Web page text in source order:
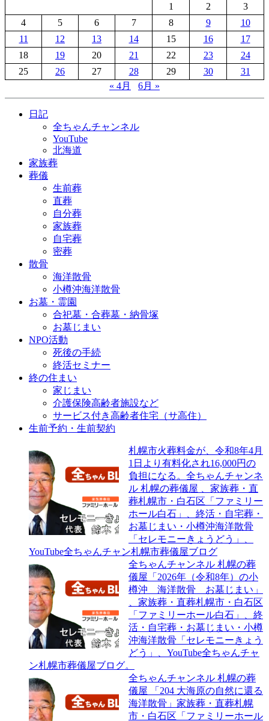
1
2
3
4
5 6 7 8 9
10
11
12 13 14 15 16
17
18
19 20 21 22 23
24
25
26 27 28 29 30
31
« 4月
6月 »
日記
全ちゃんチャンネル
YouTube
北海道
家族葬
葬儀
生前葬
直葬
自分葬
家族葬
自宅葬
密葬
散骨
海洋散骨
小樽沖海洋散骨
お墓・霊園
合祀墓・合葬墓・納骨塚
お墓じまい
NPO活動
死後の手続
終活セミナー
終の住まい
家じまい
介護保険高齢者施設など
サービス付き高齢者住宅（サ高住）
生前予約・生前契約
札幌市火葬料金が、令和8年4月
1日より有料化され16,000円の
負担になる。全ちゃんチャンネ
ル 札幌の葬儀屋 、家族葬・直
葬札幌市・白石区「ファミリー
ホール白石」、終活・自宅葬・
お墓じまい・小樽沖海洋散骨
「セレモニーきょうどう」、
YouTube全ちゃんチャン札幌市葬儀屋ブログ
全ちゃんチャンネル 札幌の葬
儀屋「2026年（令和8年）の小
樽沖 海洋散骨 お墓じまい」
、家族葬・直葬札幌市・白石区
「ファミリーホール白石」、終
活・自宅葬・お墓じまい・小樽
沖海洋散骨「セレモニーきょう
どう」、YouTube全ちゃんチャ
ン札幌市葬儀屋ブログ。
全ちゃんチャンネル 札幌の葬
儀屋 「204 大海原の自然に還る
海洋散骨」家族葬・直葬札幌
市・白石区「ファミリーホール